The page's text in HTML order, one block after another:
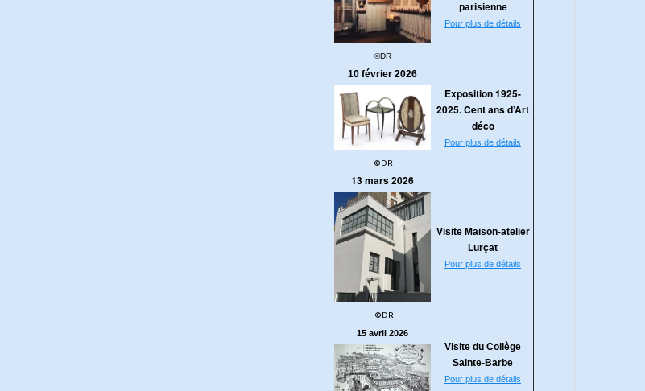
©DR
parisienne
Pour plus de détails
10 février 2026
©DR
Exposition 1925-
2025. Cent ans d’Art
déco
Pour plus de détails
13 mars 2026
©DR
Visite Maison-atelier
Lurçat
Pour plus de détails
15 avril 2026
Visite du Collège
Sainte-Barbe
Pour plus de détails